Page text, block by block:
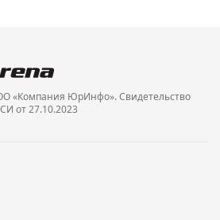
«Компания ЮрИнфо». Cвидетельство
от 27.10.2023